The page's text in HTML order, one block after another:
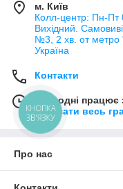
м. Київ
Колл-центр: Пн-
Вихідний.
№3, 2 хв. от метро
Україна
Контакти
Сьогодні
Показати весь
Про нас
КНОПКА
ЗВ'ЯЗКУ